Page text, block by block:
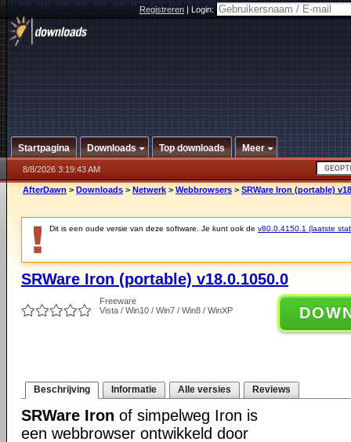
Registreren|Login:
Startpagina Downloads Top downloads Meer
8/8/2026 3:19:43 AM
AfterDawn > Downloads > Netwerk > Webbrowsers > SRWare Iron (portable)
Dit is een oude versie van deze software. Je kunt ook de v80.0.4150.1 (laatste
SRWare Iron (portable) v18.0.1050.0
Freeware
Vista / Win10 / Win7 / Win8 / WinXP
Beschrijving Informatie Alle versies Reviews
SRWare Iron of simpelweg Iron is
een webbrowser ontwikkeld door